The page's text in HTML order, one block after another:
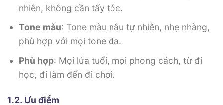
nhiên, không cần tẩy tóc.
Tone màu: Tone màu nâu tự nhiên, nhẹ nhàng,
phù hợp với mọi tone da.
Phù hợp: Mọi lứa tuổi, mọi phong cách, từ đi
học, đi làm đến đi chơi.
1.2. Ưu điểm